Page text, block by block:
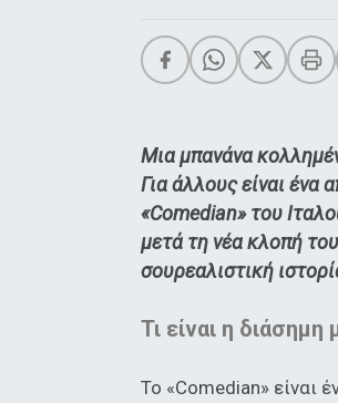
Μια μπανάνα
Για άλλους είναι
«Comedian» του
μετά τη νέα κλοπή
σουρεαλιστική
Τι είναι η
Το «Comedian» είναι